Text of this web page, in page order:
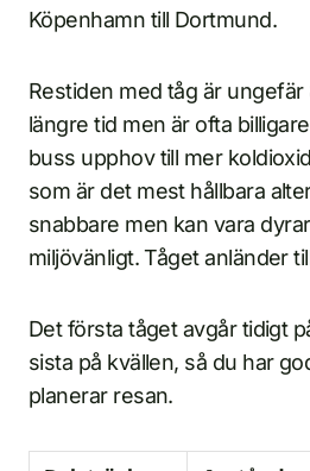
Köpenhamn till Dortmund.
Restiden med tåg är
längre tid men är ofta
buss upphov till mer
som är det mest hållbara
snabbare men kan vara
miljövänligt. Tåget anländer
Det första tåget avgår tidigt
sista på kvällen, så du har
planerar resan.